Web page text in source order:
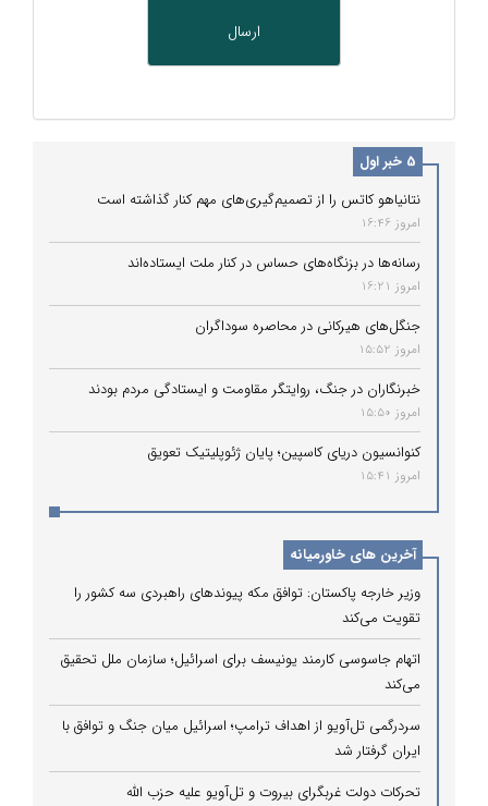
5 خبر اول
نتانیاهو کاتس را از تصمیم‌گیری‌های مهم کنار گذاشته است
امروز 16:46
رسانه‌ها در بزنگاه‌های حساس در کنار ملت ایستاده‌اند
امروز 16:21
جنگل‌های هیرکانی در محاصره سوداگران
امروز 15:52
خبرنگاران در جنگ، روایتگر مقاومت و ایستادگی مردم بودند
امروز 15:50
کنوانسیون دریای کاسپین؛ پایان ژئوپلیتیک تعویق
امروز 15:41
آخرین های خاورمیانه
وزیر خارجه پاکستان: توافق مکه پیوندهای راهبردی سه کشور را
تقویت می‌کند
اتهام جاسوسی کارمند یونیسف برای اسرائیل؛ سازمان ملل تحقیق
می‌کند
سردرگمی تل‌آویو از اهداف ترامپ؛ اسرائیل میان جنگ و توافق با
ایران گرفتار شد
تحرکات دولت غربگرای بیروت و تل‌آویو علیه حزب الله